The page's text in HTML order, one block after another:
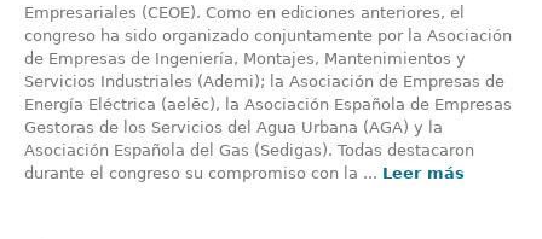
Empresariales (CEOE). Como en ediciones anteriores, el
congreso ha sido organizado conjuntamente por la Asociación
de Empresas de Ingeniería, Montajes, Mantenimientos y
Servicios Industriales (Ademi); la Asociación de Empresas de
Energía Eléctrica (aelēc), la Asociación Española de Empresas
Gestoras de los Servicios del Agua Urbana (AGA) y la
Asociación Española del Gas (Sedigas). Todas destacaron
durante el congreso su compromiso con la ... Leer más